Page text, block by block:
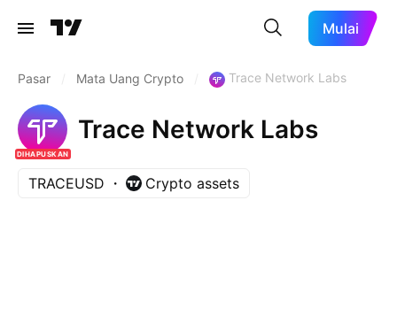
Mulai
Pasar Mata Uang Crypto Trace Network Labs
DIHAPUSKAN
Trace Network Labs
TRACEUSD Crypto assets